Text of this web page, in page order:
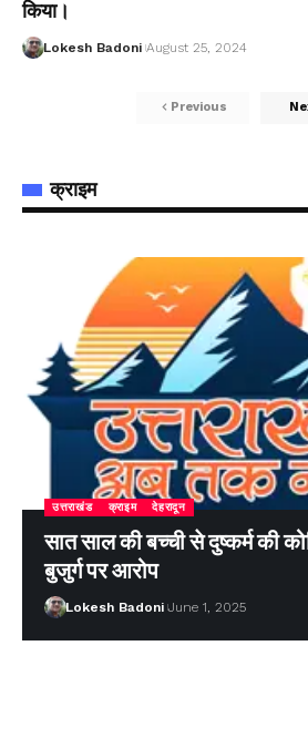
किया।
Lokesh Badoni August 25, 2024
Previous
क्राइम
उत्तराखंड क्राइम देहरादून
सात साल की बच्ची से दुष्कर्म की
बुजुर्ग पर आरोप
Lokesh Badoni June 1, 2025